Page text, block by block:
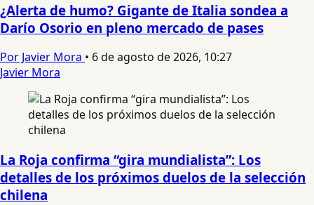
¿Alerta de humo? Gigante de Italia sondea a
Darío Osorio en pleno mercado de pases
Por Javier Mora • 6 de agosto de 2026, 10:27
Javier Mora
La Roja confirma “gira mundialista”: Los
detalles de los próximos duelos de la selección
chilena